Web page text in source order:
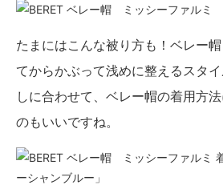
たまにはこんな被り方も！ベレー
てからかぶって浅めに整えるスタ
しに合わせて、ベレー帽の着用方
のもいいですね。
ーシャンブルー」